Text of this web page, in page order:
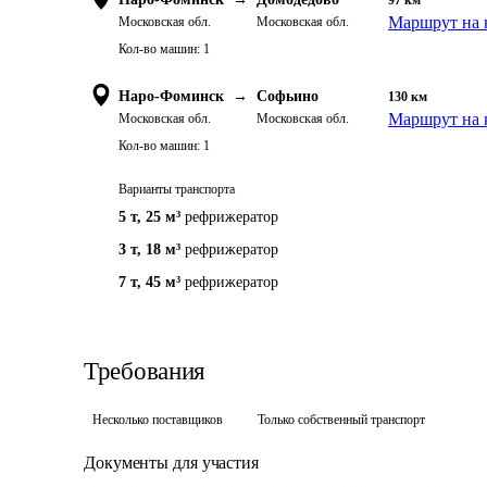
Московская обл. Московская обл. Маршрут на
Кол-во машин: 1
Наро-Фоминск →
Московская обл.
Софьино
Московская обл.
130 км
Маршрут на
Кол-во машин: 1
Варианты транспорта
5 т, 25 м³ рефрижератор
3 т, 18 м³ рефрижератор
7 т, 45 м³ рефрижератор
Требования
Несколько поставщиков Только собственный транспорт
Документы для участия